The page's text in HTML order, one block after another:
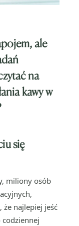
ale
na
kawy w
się
miliony osób
że najlepiej jeść